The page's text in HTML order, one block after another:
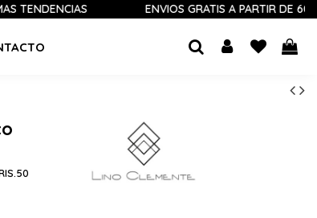
ENVÍOS GRATIS A PARTIR DE 60 €